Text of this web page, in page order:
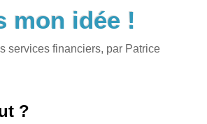
mon idée !
services financiers, par Patrice
?